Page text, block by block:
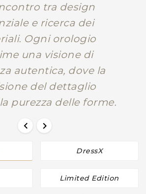
tra design
e ricerca dei
Ogni orologio
una visione di
autentica, dove la
del dettaglio
purezza delle forme.


DressX
Limited Edition